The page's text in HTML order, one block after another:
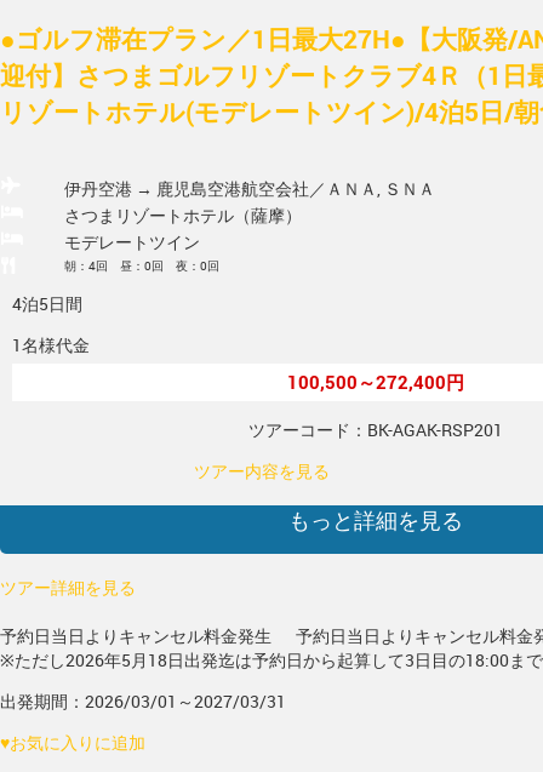
●ゴルフ滞在プラン／1日最大27H●【大阪発/
迎付】さつまゴルフリゾートクラブ4Ｒ（1日
リゾートホテル(モデレートツイン)/4泊5日/
伊丹空港 → 鹿児島空港航空会社／ＡＮＡ, ＳＮＡ
さつまリゾートホテル（薩摩）
モデレートツイン
朝：4回 昼：0回 夜：0回
4泊5日間
1名様代金
100,500～272,400円
ツアーコード：BK-AGAK-RSP201
ツアー内容を見る
もっと詳細を見る
ツアー詳細を見る
予約日当日よりキャンセル料金発生
予約日当日よりキャンセル料金
※ただし2026年5月18日出発迄は予約日から起算して3日目の18:00ま
出発期間：2026/03/01～2027/03/31
♥お気に入りに追加